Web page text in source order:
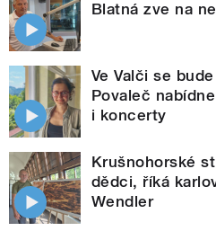
Blatná zve na
Ve Valči se
Povaleč
i koncerty
Krušnohorské
dědci, říká
Wendler